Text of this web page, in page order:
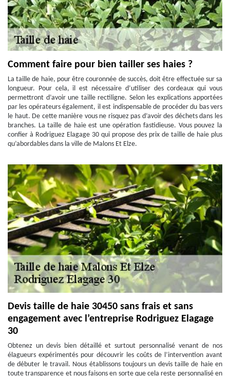
Comment faire pour bien tailler ses haies ?
La taille de haie, pour être couronnée de succès, doit être effectuée sur sa
longueur. Pour cela, il est nécessaire d’utiliser des cordeaux qui vous
permettront d’avoir une taille rectiligne. Selon les explications apportées
par les opérateurs également, il est indispensable de procéder du bas vers
le haut. De cette manière vous ne risquez pas d’avoir des déchets dans les
branches. La taille de haie est une opération fastidieuse. Vous pouvez la
confier à Rodriguez Elagage 30 qui propose des prix de taille de haie plus
qu’abordables dans la ville de Malons Et Elze.
Devis taille de haie 30450 sans frais et sans
engagement avec l’entreprise Rodriguez Elagage
30
Obtenez un devis bien détaillé et surtout personnalisé venant de nos
élagueurs expérimentés pour découvrir les coûts de l’intervention avant
de débuter le travail. Nous établissons toujours un devis taille de haie en
toute transparence et nous faisons en sorte que cela reste personnalisé en